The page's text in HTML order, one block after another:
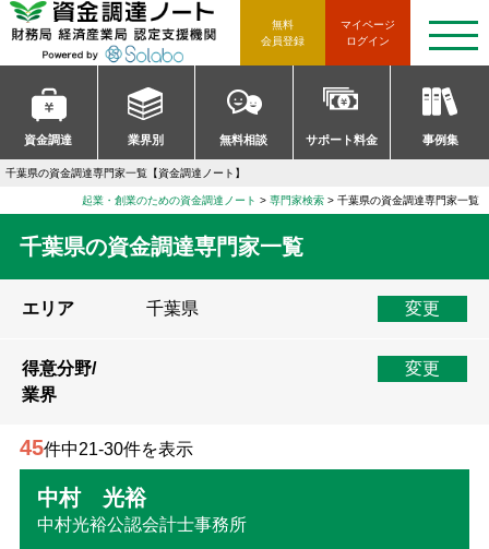
マイページ
ログイン
無料
会員登録
資金調達 業界別 無料相談 サポート料金 事例集
t
o
g
l
e
n
a
g
a
n
千葉県の資金調達専門家一覧【資金調達ノート】
起業・創業のための資金調達ノート >専門家検索 >千葉県の資金調達専門家一覧
千葉県の資金調達専門家一覧
エリア 千葉県 変更
得意分野/
業界
変更
45件中21-30件を表示
中村 光裕
中村光裕公認会計士事務所